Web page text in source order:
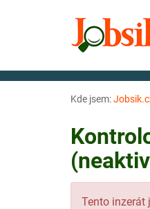
Kde jsem:
Tento inzerát